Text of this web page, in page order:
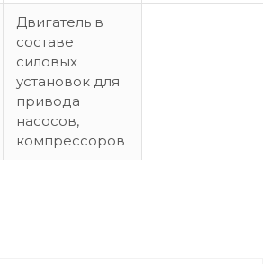
Двигатель в
составе
силовых
установок для
привода
насосов,
компрессоров